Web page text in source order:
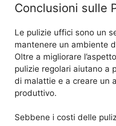
Conclusioni sulle
Le pulizie uffici sono un
mantenere un ambiente
Oltre a migliorare
pulizie regolari aiutano a
di malattie e a creare un
produttivo.
Sebbene i costi delle